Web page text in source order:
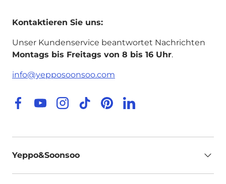
Kontaktieren Sie uns:
Unser Kundenservice beantwortet Nachrichten
Montags bis Freitags von 8 bis 16 Uhr.
info@yepposoonsoo.com
Facebook
YouTubeInstagram
TikTokPinterestLinkedIn
Yeppo&Soonsoo